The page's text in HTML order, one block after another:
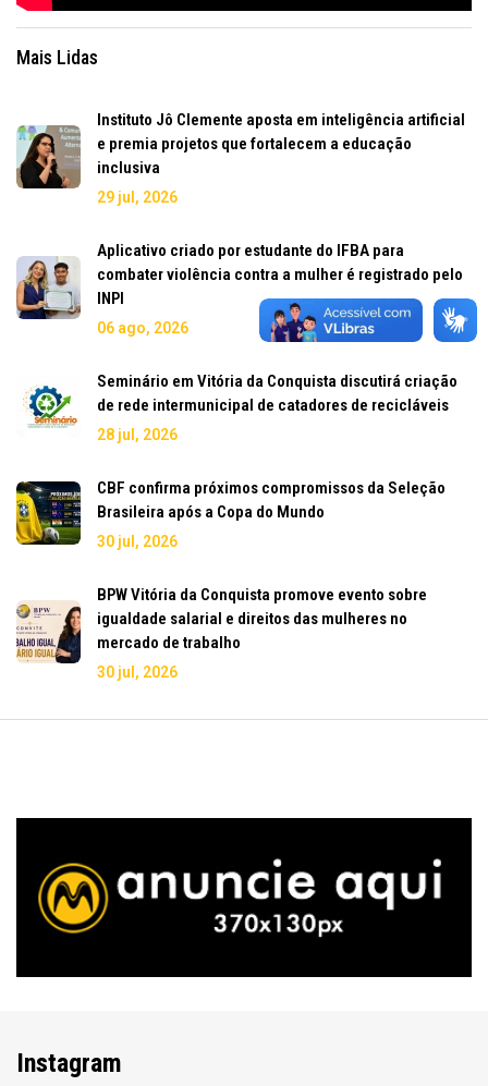
Mais Lidas
Instituto Jô Clemente aposta em inteligência artificial
e premia projetos que fortalecem a educação
inclusiva
29 jul, 2026
Aplicativo criado por estudante do IFBA para
combater violência contra a mulher é registrado pelo
INPI
06 ago, 2026
Seminário em Vitória da Conquista discutirá criação
de rede intermunicipal de catadores de recicláveis
28 jul, 2026
CBF confirma próximos compromissos da Seleção
Brasileira após a Copa do Mundo
30 jul, 2026
BPW Vitória da Conquista promove evento sobre
igualdade salarial e direitos das mulheres no
mercado de trabalho
30 jul, 2026
Instagram